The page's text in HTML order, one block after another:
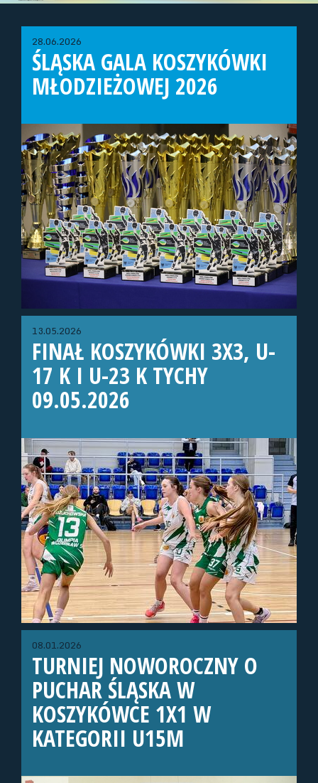
28.06.2026
ŚLĄSKA GALA KOSZYKÓWKI
MŁODZIEŻOWEJ 2026
13.05.2026
FINAŁ KOSZYKÓWKI 3X3, U-
17 K I U-23 K TYCHY
09.05.2026
08.01.2026
TURNIEJ NOWOROCZNY O
PUCHAR ŚLĄSKA W
KOSZYKÓWCE 1X1 W
KATEGORII U15M